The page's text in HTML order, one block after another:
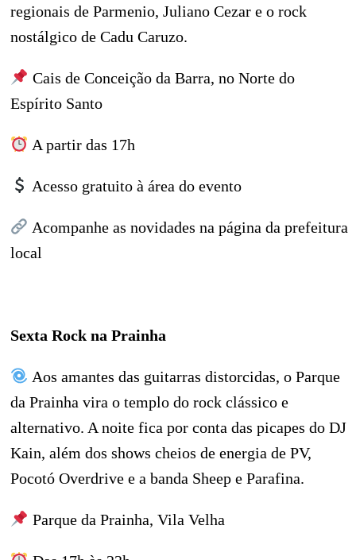
regionais de Parmenio, Juliano Cezar e o rock
nostálgico de Cadu Caruzo.
Cais de Conceição da Barra, no Norte do
Espírito Santo
A partir das 17h
Acesso gratuito à área do evento
Acompanhe as novidades na página da prefeitura
local
Sexta Rock na Prainha
Aos amantes das guitarras distorcidas, o Parque
da Prainha vira o templo do rock clássico e
alternativo. A noite fica por conta das picapes do DJ
Kain, além dos shows cheios de energia de PV,
Pocotó Overdrive e a banda Sheep e Parafina.
Parque da Prainha, Vila Velha